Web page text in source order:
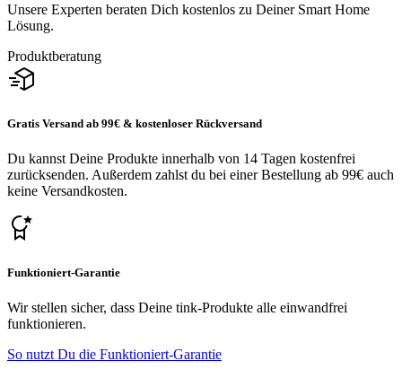
Unsere Experten beraten Dich kostenlos zu Deiner Smart Home
Lösung.
Produktberatung
Gratis Versand ab 99€ & kostenloser Rückversand
Du kannst Deine Produkte innerhalb von 14 Tagen kostenfrei
zurücksenden. Außerdem zahlst du bei einer Bestellung ab 99€ auch
keine Versandkosten.
Funktioniert-Garantie
Wir stellen sicher, dass Deine tink-Produkte alle einwandfrei
funktionieren.
So nutzt Du die Funktioniert-Garantie